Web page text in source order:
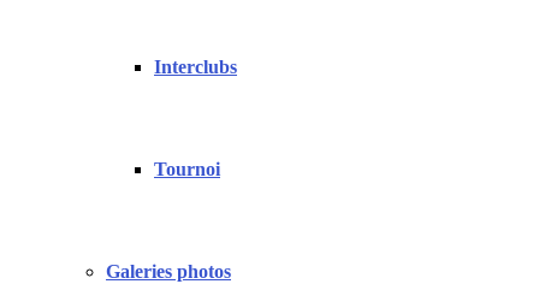
Interclubs
Tournoi
Galeries photos